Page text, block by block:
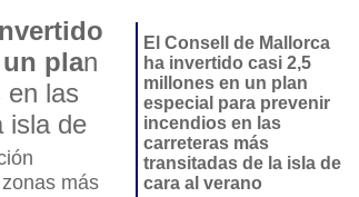
El Consell de Mallorca
ha invertido casi 2,5
millones en un plan
especial para prevenir
incendios en las
carreteras más
transitadas de la isla de
cara al verano
plan
en las
isla de
más